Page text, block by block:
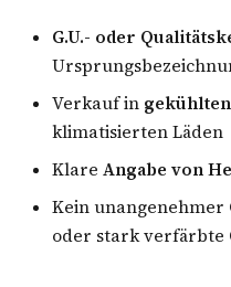
G.U.- oder
Verkauf in
klimatisierten Läden
KlareAngabe von
Kein unangenehmer
oder stark verfärbte